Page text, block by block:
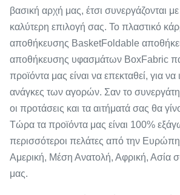
βασική αρχή μας, έτσι συνεργάζονται με
καλύτερη επιλογή σας. Το πλαστικό
αποθήκευσης BasketFoldable
αποθήκευσης υφασμάτων BoxFabric
προϊόντα μας είναι να επεκταθεί, για να
ανάγκες των αγορών. Σαν το
οι προτάσεις και τα αιτήματά σας θα
Τώρα τα προϊόντα μας είναι 100%
περισσότεροι πελάτες από την
Αμερική, Μέση Ανατολή, Αφρική, Ασία
μας.